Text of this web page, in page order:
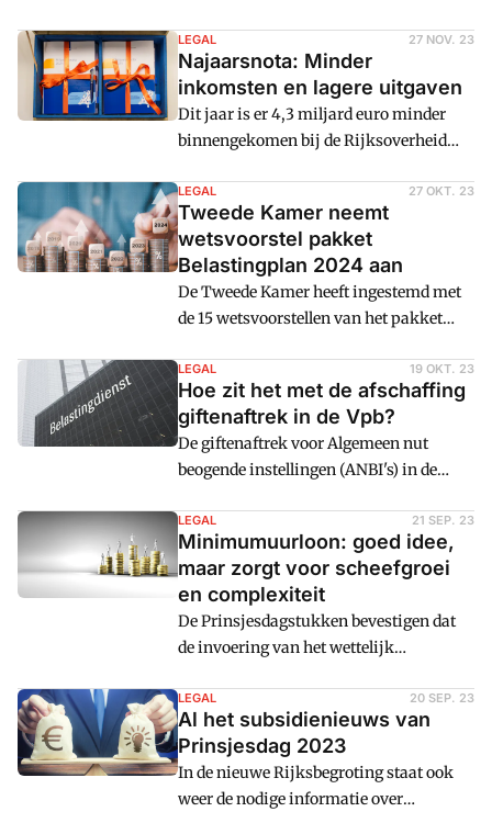
voor het toepassen van loonheffingen.
Cm: vat samen wat erin staat.
LEGAL 27 NOV. 23
Najaarsnota: Minder
inkomsten en lagere uitgaven
Dit jaar is er 4,3 miljard euro minder
binnengekomen bij de Rijksoverheid
Omdat het niet mogelijk bleek om alle
plannen in 2023 uit te voeren, geven de
verschillende ministeries dit jaar 4,5
miljard euro minder uit dan begroot.
LEGAL 27 OKT. 23
Tweede Kamer neemt
wetsvoorstel pakket
Belastingplan 2024 aan
De Tweede Kamer heeft ingestemd met
de 15 wetsvoorstellen van het pakket
verzamelwet 2024 en Wet
minimumbelasting 2024.
LEGAL 19 OKT. 23
Hoe zit het met de afschaffing
giftenaftrek in de Vpb?
De giftenaftrek voor Algemeen nut
beogende instellingen (ANBI's) in de
punt van afschaffing. Tenminste, als het
aan de demissionaire staatssecretaris
van Financiën ligt. De afschaffing moet
de behandeling van schenkingen door
bv's aan ANBI's vereenvoudigen.
LEGAL 21 SEP. 23
Minimumuurloon: goed idee,
maar zorgt voor scheefgroei
en complexiteit
De Prinsjesdagstukken bevestigen dat
de invoering van het wettelijk
doorgaat. Een goede wet, vinden experts,
maar brengt ook problemen met zich
mee.
LEGAL 20 SEP. 23
Al het subsidienieuws van
Prinsjesdag 2023
In de nieuwe Rijksbegroting staat ook
weer de nodige informatie over